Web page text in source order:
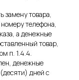
замену товара,
телефона,
а денежные
товар,
п. 1.4.4.
денежные
дней с